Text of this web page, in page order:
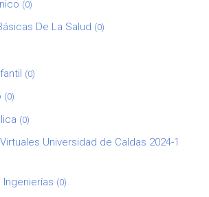
(0)
De La Salud (0)
(0)
(0)
(0)
Universidad de Caldas 2024-1
(0)